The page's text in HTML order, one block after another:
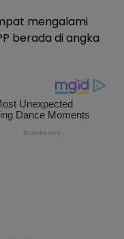
mengalami
berada di angka